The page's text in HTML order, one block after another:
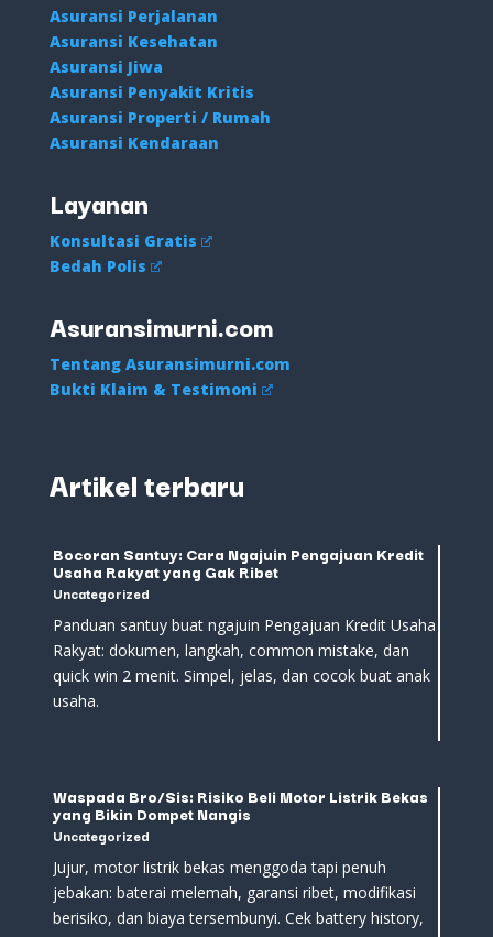
Asuransi Perjalanan
Asuransi Kesehatan
Asuransi Jiwa
Asuransi Penyakit Kritis
Asuransi Properti / Rumah
Asuransi Kendaraan
Layanan
Konsultasi Gratis
Bedah Polis
Asuransimurni.com
Tentang Asuransimurni.com
Bukti Klaim & Testimoni
Artikel terbaru
Bocoran Santuy: Cara Ngajuin Pengajuan Kredit
Usaha Rakyat yang Gak Ribet
Uncategorized
Panduan santuy buat ngajuin Pengajuan Kredit Usaha
Rakyat: dokumen, langkah, common mistake, dan
quick win 2 menit. Simpel, jelas, dan cocok buat anak
usaha.
Waspada Bro/Sis: Risiko Beli Motor Listrik Bekas
yang Bikin Dompet Nangis
Uncategorized
Jujur, motor listrik bekas menggoda tapi penuh
jebakan: baterai melemah, garansi ribet, modifikasi
berisiko, dan biaya tersembunyi. Cek battery history,